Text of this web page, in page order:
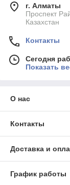
г. Алматы
Проспект
Казахстан
Контакты
Сегодня
Показать
О нас
Контакты
Доставка и
График работы